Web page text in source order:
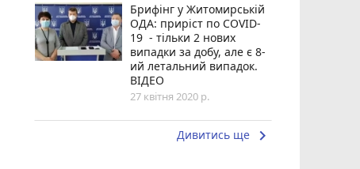
Брифінг у Житомирській
ОДА: приріст по COVID-
19 - тільки 2 нових
випадки за добу, але є 8-
ий летальний випадок.
ВІДЕО
27 квітня 2020 р.
Дивитись ще keyboard_arrow_right